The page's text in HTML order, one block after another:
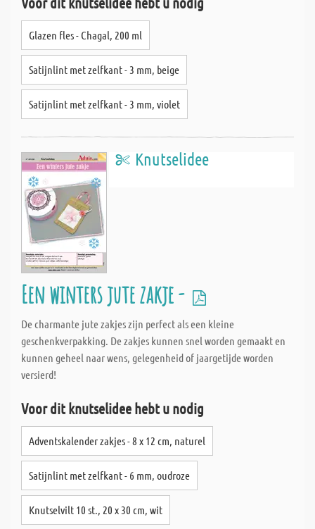
Glazen fles - Chagal, 200 ml
Satijnlint met zelfkant - 3 mm, beige
Satijnlint met zelfkant - 3 mm, violet
Knutselidee
Een winters jute zakje -
De charmante jute zakjes zijn perfect als een kleine
geschenkverpakking. De zakjes kunnen snel worden gemaakt en
kunnen geheel naar wens, gelegenheid of jaargetijde worden
versierd!
Voor dit knutselidee hebt u nodig
Adventskalender zakjes - 8 x 12 cm, naturel
Satijnlint met zelfkant - 6 mm, oudroze
Knutselvilt 10 st., 20 x 30 cm, wit